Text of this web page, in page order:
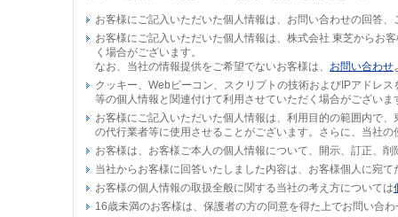
お客様にご記入いただいた個人情報は、お問い合わせの回答
お客様にご記入いただいた個人情報は、株式会社 東芝からお
く場合がございます。
なお、当社の情報提供をご希望でないお客様は、 お問い合わせ
クッキー、Webビーコン、スクリプトの技術およびIPアドレ
等の個人情報と関連付けて利用させていただく場合がございま
お客様にご記入いただいた個人情報は、利用目的の範囲内で
の代行業者等に使用させることがございます。さらに、当社
お客様は、お客様ご本人の個人情報について、開示、訂正、
当社からお客様に回答いたしました内容は、お客様個人に宛
お客様の個人情報の取扱全般に関する当社の考え方については
16歳未満のお客様は、保護者の方の同意を得た上でお問い合